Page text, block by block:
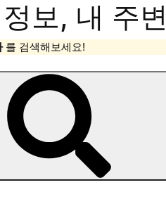
보, 내 주
를 검색해보세요!